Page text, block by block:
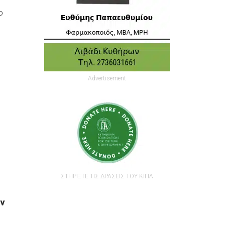
Advertisement
ΣΤΗΡΙΞΤΕ ΤΙΣ ΔΡΑΣΕΙΣ ΤΟΥ ΚΙΠΑ